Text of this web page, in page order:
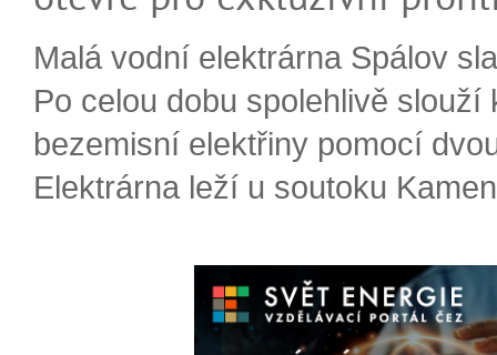
Malá vodní elektrárna Spálov
Po celou dobu spolehlivě slouží
bezemisní elektřiny pomocí
Elektrárna leží u soutoku